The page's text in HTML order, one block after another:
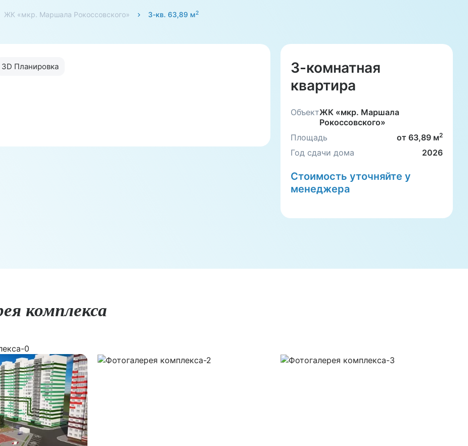
ЖК «мкр. Маршала Рокоссовского» 3-кв. 63,89 м2
3D Планировка
3-комнатная
квартира
ОбъектЖК «мкр. Маршала
Рокоссовского»
Площадь
от 63,89 м2
Год сдачи дома 2026
Стоимость уточняйте у
менеджера
комплекса